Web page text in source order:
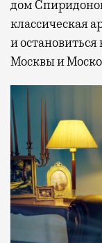
дом
классическая
и
Москвы и